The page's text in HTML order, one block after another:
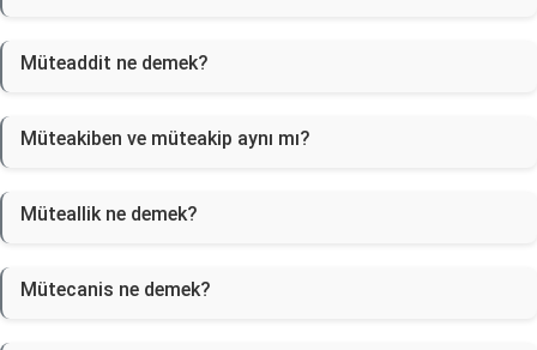
Müteaddit ne demek?
Müteakiben ve müteakip aynı mı?
Müteallik ne demek?
Mütecanis ne demek?